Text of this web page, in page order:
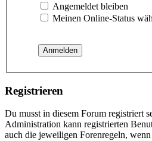
Angemeldet bleiben
Meinen Online-Status
Registrieren
Du musst in diesem Forum registriert
Administration kann registrierten
auch die jeweiligen Forenregeln,